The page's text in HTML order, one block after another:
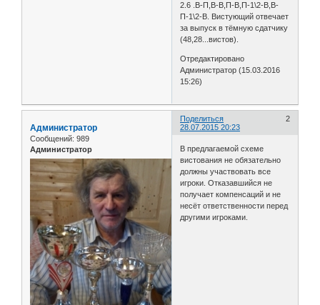
2.6 .В-П,В-В,П-В,П-1\2-В,В-
П-1\2-В. Вистующий отвечает
за выпуск в тёмную сдатчику
(48,28...вистов).
Отредактировано
Администратор (15.03.2016
15:26)
Поделиться
2
28.07.2015 20:23
Администратор
Сообщений: 989
Администратор
В предлагаемой схеме
вистования не обязательно
должны участвовать все
игроки. Отказавшийся не
получает компенсаций и не
несёт ответственности перед
другими игроками.